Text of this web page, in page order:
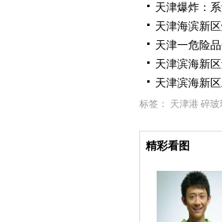
天津爆炸：
天津海滨新
天津一危险
天津滨海新
天津滨海新
标签： 天津港 碎玻
精彩看图